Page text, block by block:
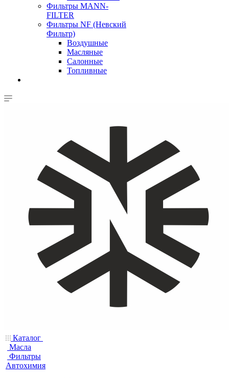
Фильтры MANN-
FILTER
Фильтры NF (Невский
Фильтр)
Воздушные
Масляные
Салонные
Топливные
Каталог
Масла
Фильтры
Автохимия